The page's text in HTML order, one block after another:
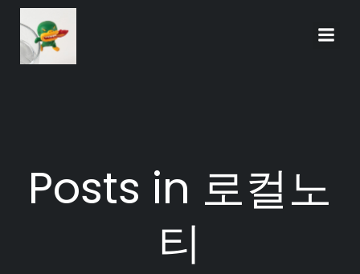
Posts in 로컬노
티